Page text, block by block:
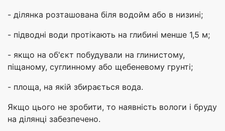
- ділянка розташована біля водойм або в низині;
- підводні води протікають на глибині менше 1,5 м;
- якщо на об'єкт побудували на глинистому,
піщаному, суглинному або щебеневому грунті;
- площа, на якій збирається вода.
Якщо цього не зробити, то наявність вологи і бруду
на ділянці забезпечено.